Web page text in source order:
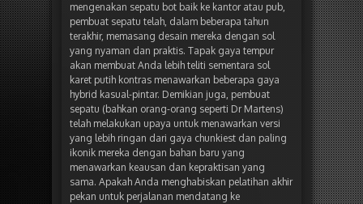
mengenakan sepatu bot baik ke kantor atau pub,
pembuat sepatu telah, dalam beberapa tahun
terakhir, memasang desain mereka dengan sol
yang nyaman dan praktis. Tapak gaya tempur
akan membuat Anda lebih teliti sementara sol
karet putih kontras menawarkan beberapa gaya
hybrid kasual-pintar. Demikian juga, pembuat
sepatu (bahkan orang-orang seperti Dr Martens)
telah melakukan upaya untuk menawarkan versi
yang lebih ringan dari gaya chunkiest dan paling
ikonik mereka dengan bahan baru yang
menawarkan keausan dan kepraktisan yang
sama. Apakah Anda menghabiskan pelatihan akhir
pekan untuk perjalanan mendatang ke